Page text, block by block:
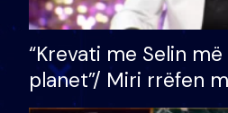
“Krevati me Selin
planet”/ Miri rrëfen
bukura në shtëpinë